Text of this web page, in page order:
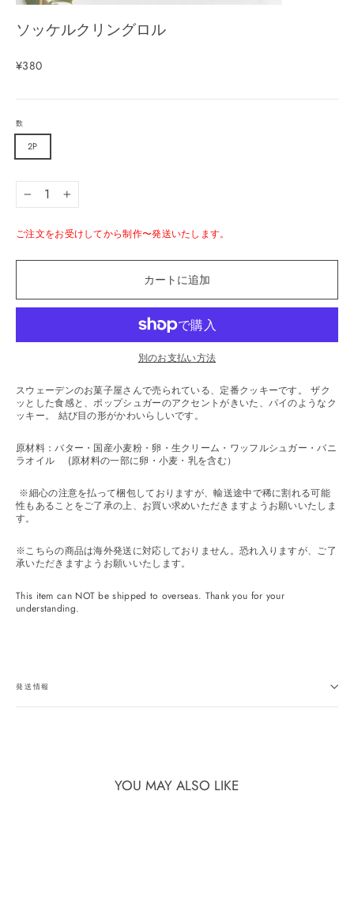
ソッケルクリングロル
¥380
数
2P
ご注文をお受けしてから制作〜発送いたします。
カートに追加
別のお支払い方法
スウェーデンのお菓子屋さんで売られている、定番クッキーです。 ザク
ッとした食感と、ポップシュガーのアクセントがきいた、パイのようなク
ッキー。 結び目の形がかわいらしいです。
原材料：バター・国産小麦粉・卵・生クリーム・ワッフルシュガー・バニ
ラオイル (原材料の一部に卵・小麦・乳を含む）
※細心の注意を払って梱包しておりますが、輸送途中で稀に割れる可能
性もあることをご了承の上、お買い求めいただきますようお願いいたしま
す。
※こちらの商品は海外発送に対応しておりません。恐れ入りますが、ご了
承いただきますようお願いいたします。
This item can NOT be shipped to overseas. Thank you for your
understanding.
発送情報
YOU MAY ALSO LIKE